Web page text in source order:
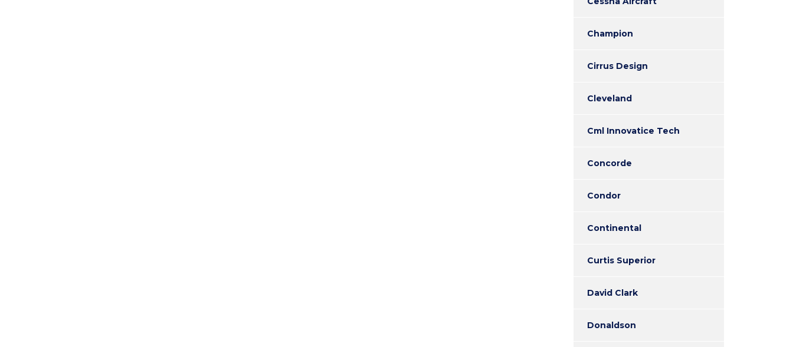
Champion
Cirrus Design
Cleveland
Cml Innovatice Tech
Concorde
Condor
Continental
Curtis Superior
David Clark
Donaldson